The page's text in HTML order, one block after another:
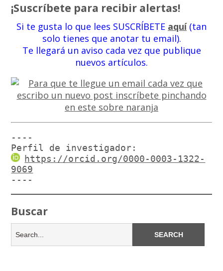
¡Suscríbete para recibir alertas!
Si te gusta lo que lees SUSCRÍBETE aquí(tan
solo tienes que anotar tu email).
Te llegará un aviso cada vez que publique
nuevos artículos.
----
Perfil de investigador:
https://orcid.org/0000-0003-1322-
9069
----
Buscar